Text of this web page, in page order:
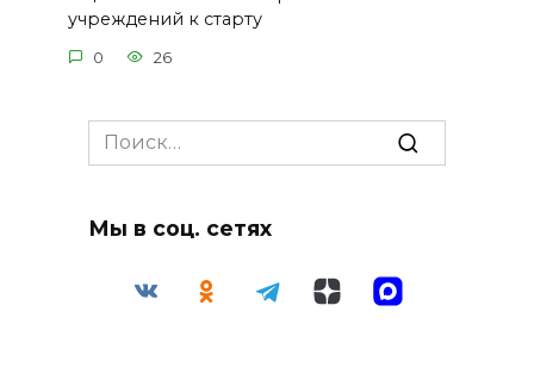
учреждений к старту
0 26
Search
for:
Мы в соц. сетях